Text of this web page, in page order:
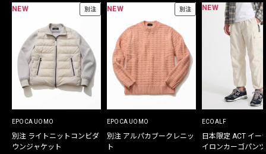
NEW 別注
EPOCA UOMO
別注 ライトニットコンビダ
ウンジャケット
NEW 別注
EPOCA UOMO
別注 アルパカブークレニッ
ト
NEW
ECOALF
日本限定 ACT イー
イロンカーゴパンツ